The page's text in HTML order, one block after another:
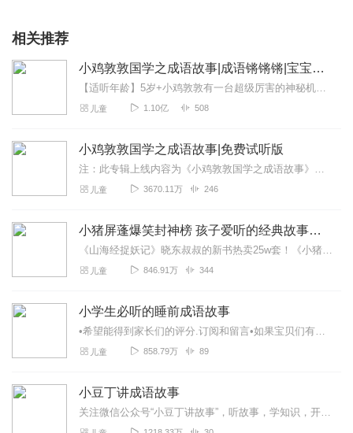
相关推荐
小鸡敦敦国学之成语故事|成语锵锵锵|宝宝巴士
【适听年龄】5岁+小鸡敦敦有一台超级厉害的神秘机器，只要戴上它，就可以跨越千年时光，进入神奇的成语世界，变身故事中的角色。听一个故事，就像在体验一场超级好玩的角...
儿童 1.10亿 508
小鸡敦敦国学之成语故事|免费试听版
注：此专辑上线内容为《小鸡敦敦国学之成语故事》免费试听的剧集收听完整版请戳链接访问>>【小鸡敦敦国学】系列【点击收听】小鸡敦敦国学谜案之中华美食篇【点击收听】小...
儿童 3670.11万 246
小猪屏蓬爆笑封神榜 孩子爱听的经典故事成语睡前故事
《山海经捉妖记》晓东叔叔的新书热卖25w套！《小猪屏蓬爆笑封神榜》——小猪屏蓬晓东叔叔爆笑封神！《小猪屏蓬爆笑日记2》小猪上学！《小猪屏蓬爆笑日记2024》让你...
儿童 846.91万 344
小学生必听的睡前成语故事
•希望能得到家长们的评分.订阅和留言•如果宝贝们有想听的成语，可以给我留言哦•宝宝和小学生睡前的启蒙故事•小学生必学的中华成语故事•每天3～5分钟，通过听故事学...
儿童 858.79万 89
小豆丁讲成语故事
关注微信公众号“小豆丁讲故事”，听故事，学知识，开发孩子大脑学习力！